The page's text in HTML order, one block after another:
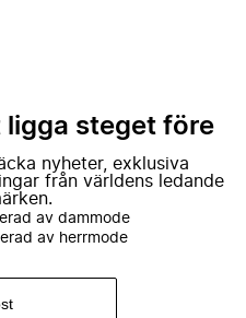
steget före
nyheter, exklusiva
från världens ledande
av dammode
av herrmode